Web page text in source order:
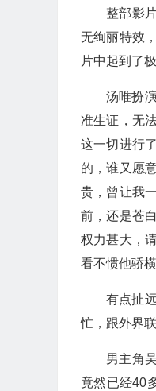
整部影
无绚丽特效
片中起到了
汤唯扮
准生证，无
这一切进行
的，谁又愿
贵，曾让我
前，还是苍
权力甚大，
看不惯他骄
有点扯
忙，跟外界
男主角
竟然已经40